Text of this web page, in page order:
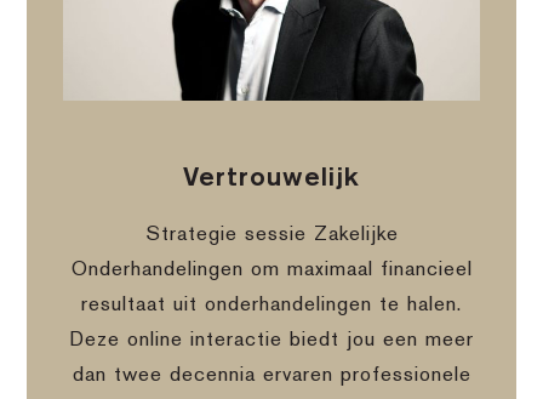
Vertrouwelijk
Strategie sessie Zakelijke
Onderhandelingen om maximaal financieel
resultaat uit onderhandelingen te halen.
Deze online interactie biedt jou een meer
dan twee decennia ervaren professionele